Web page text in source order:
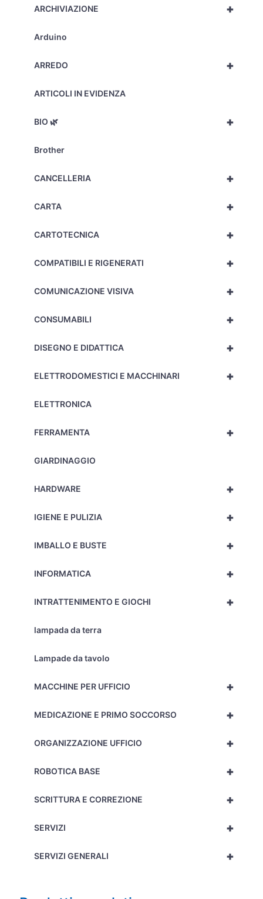
+
ARCHIVIAZIONE
Arduino
+
ARREDO
ARTICOLI IN EVIDENZA
+
BIO 🌿
Brother
+
CANCELLERIA
+
CARTA
+
CARTOTECNICA
+
COMPATIBILI E RIGENERATI
+
COMUNICAZIONE VISIVA
+
CONSUMABILI
+
DISEGNO E DIDATTICA
+
ELETTRODOMESTICI E MACCHINARI
ELETTRONICA
+
FERRAMENTA
GIARDINAGGIO
+
HARDWARE
+
IGIENE E PULIZIA
+
IMBALLO E BUSTE
+
INFORMATICA
+
INTRATTENIMENTO E GIOCHI
lampada da terra
Lampade da tavolo
+
MACCHINE PER UFFICIO
+
MEDICAZIONE E PRIMO SOCCORSO
+
ORGANIZZAZIONE UFFICIO
+
ROBOTICA BASE
+
SCRITTURA E CORREZIONE
+
SERVIZI
+
SERVIZI GENERALI